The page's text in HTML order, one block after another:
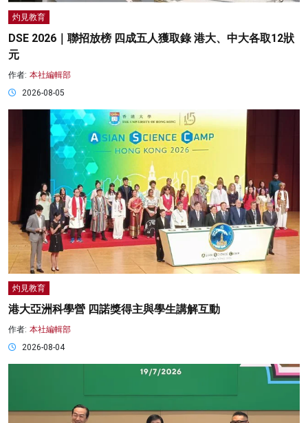
灼見教育
DSE 2026｜聯招放榜 四成五人獲取錄 港大、中大各取12狀
元
作者: 本社編輯部
2026-08-05
灼見教育
港大亞洲科學營 四諾獎得主與學生講解互動
作者: 本社編輯部
2026-08-04